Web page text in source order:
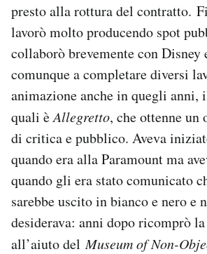
presto alla rottura del contratto.
lavorò molto producendo spot
collaborò brevemente con
comunque a completare diversi
animazione anche in quegli anni,
quali èAllegretto, che ottenne un
di critica e pubblico. Aveva
quando era alla Paramount ma
quando gli era stato comunicato
sarebbe uscito in bianco e nero e
desiderava: anni dopo ricomprò
all’aiuto delMuseum of Non-